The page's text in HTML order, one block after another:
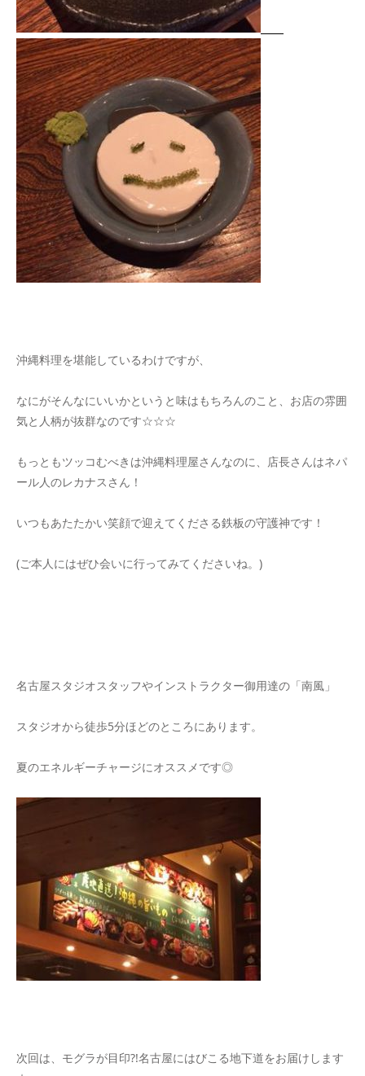
沖縄料理を堪能しているわけですが、
なにがそんなにいいかというと味はもちろんのこと、お店の雰囲
気と人柄が抜群なのです☆☆☆
もっともツッコむべきは沖縄料理屋さんなのに、店長さんはネパ
ール人のレカナスさん！
いつもあたたかい笑顔で迎えてくださる鉄板の守護神です！
(ご本人にはぜひ会いに行ってみてくださいね。)
名古屋スタジオスタッフやインストラクター御用達の「南風」
スタジオから徒歩5分ほどのところにあります。
夏のエネルギーチャージにオススメです◎
次回は、モグラが目印?!名古屋にはびこる地下道をお届けします